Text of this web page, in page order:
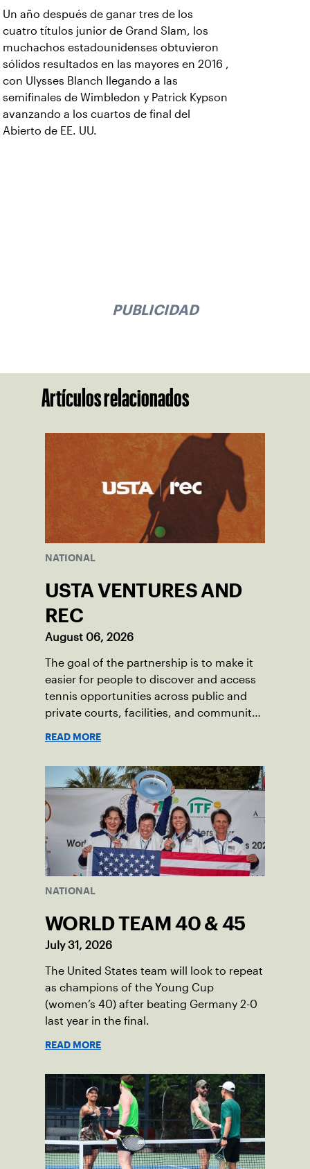
Un año después de ganar tres de los
cuatro títulos junior de Grand Slam, los
muchachos estadounidenses obtuvieron
sólidos resultados en las mayores en 2016 ,
con Ulysses Blanch llegando a las
semifinales de Wimbledon y Patrick Kypson
avanzando a los cuartos de final del
Abierto de EE. UU.
PUBLICIDAD
Artículos relacionados
NATIONAL
USTA VENTURES AND
REC
August 06, 2026
The goal of the partnership is to make it
easier for people to discover and access
tennis opportunities across public and
private courts, facilities, and community
READ MORE
NATIONAL
WORLD TEAM 40 & 45
July 31, 2026
The United States team will look to repeat
as champions of the Young Cup
(women’s 40) after beating Germany 2-0
last year in the final.
READ MORE